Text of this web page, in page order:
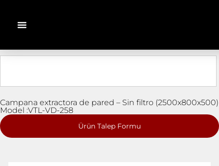
Campana extractora de pared – Sin filtro (2500x800x500)
Model :VTL-VD-258
Ürün Talep Formu